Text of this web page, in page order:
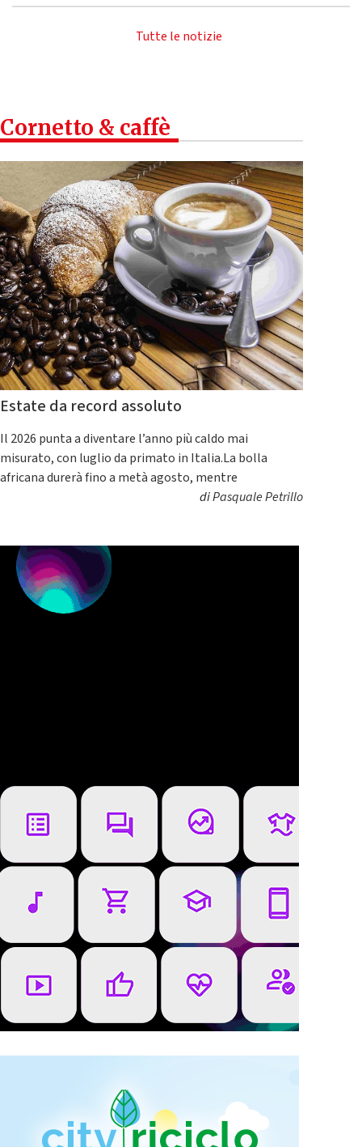
Tutte le notizie
Cornetto & caffè
Estate da record assoluto
Il 2026 punta a diventare l’anno più caldo mai
misurato, con luglio da primato in Italia.La bolla
africana durerà fino a metà agosto, mentre
diPasquale Petrillo